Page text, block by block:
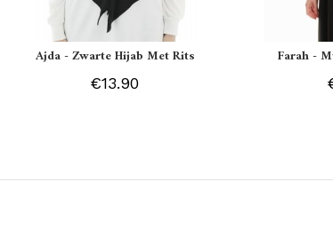
Ajda - Zwarte Hijab Met Rits
€13.90
Farah -